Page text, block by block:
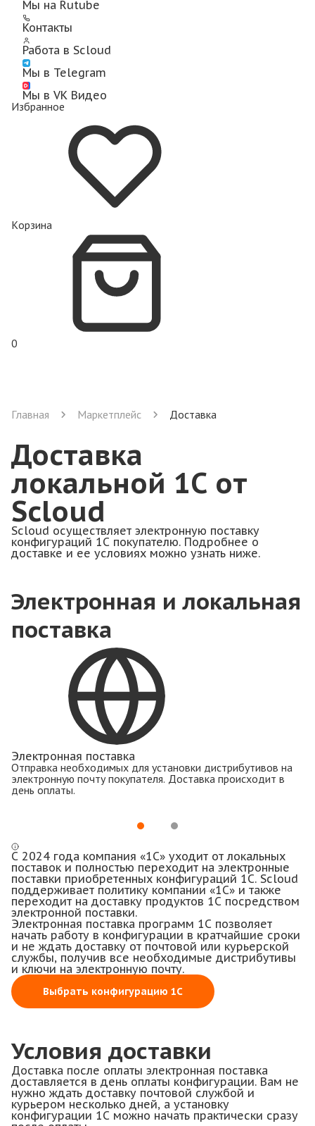
Мы на Rutube
Контакты
Работа в Scloud
Мы в Telegram
Мы в VK Видео
Избранное
Корзина
0
Главная Маркетплейс Доставка
Доставка
локальной 1С от
Scloud
Scloud осуществляет электронную поставку
конфигураций 1С покупателю. Подробнее о
доставке и ее условиях можно узнать ниже.
Электронная и локальная
поставка
Электронная поставка
Отправка необходимых для установки дистрибутивов на
электронную почту покупателя. Доставка происходит в
день оплаты.
С 2024 года компания «1С» уходит от локальных
поставок и полностью переходит на электронные
поставки приобретенных конфигураций 1С. Scloud
поддерживает политику компании «1С» и также
переходит на доставку продуктов 1С посредством
электронной поставки.
Электронная поставка программ 1С позволяет
начать работу в конфигурации в кратчайшие сроки
и не ждать доставку от почтовой или курьерской
службы, получив все необходимые дистрибутивы
и ключи на электронную почту.
Выбрать конфигурацию 1С
Условия доставки
Доставка после оплаты электронная поставка
доставляется в день оплаты конфигурации. Вам не
нужно ждать доставку почтовой службой и
курьером несколько дней, а установку
конфигурации 1С можно начать практически сразу